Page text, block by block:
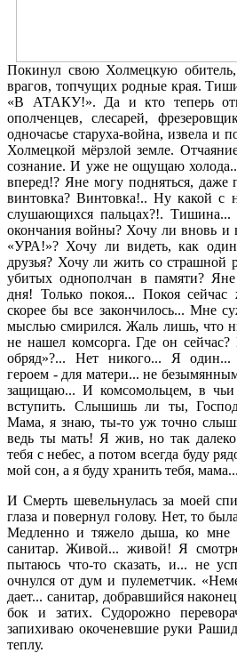
Покинул свою Холмецкую
врагов, топчущих родные края.
«В АТАКУ!». Да и кто теперь
ополченцев, слесарей,
одночасье старуха-война, извела и
Холмецкой мёрзлой земле.
сознание. И уже не ощущаю
вперед!? Яне могу подняться, даже
винтовка? Винтовка!.. Ну какой с
слушающихся пальцах?!.
окончания войны? Хочу ли вновь и
«УРА!»? Хочу ли видеть, как
друзья? Хочу ли жить со страшной
убитых однополчан в памяти?
дня! Только покоя... Покоя
скорее бы все закончилось... Мне
мыслью смирился. Жаль лишь, что
не нашел комсорга. Где он
обряд»?... Нет никого... Я один...
героем - для матери... не
защищаю... И комсомольцем, в
вступить. Слышишь ли ты,
Мама, я знаю, ты-то уж точно
ведь ты мать! Я жив, но так
тебя с небес, а потом всегда буду
мой сон, а я буду хранить тебя, мама...
И Смерть шевельнулась за моей
глаза и повернул голову. Нет, то
Медленно и тяжело дыша, ко мне
санитар. Живой... живой! Я
пытаюсь что-то сказать, и... не
очнулся от дум и пулеметчик.
дает... санитар, добравшийся
бок и затих. Судорожно
запихиваю окоченевшие руки
теплу.